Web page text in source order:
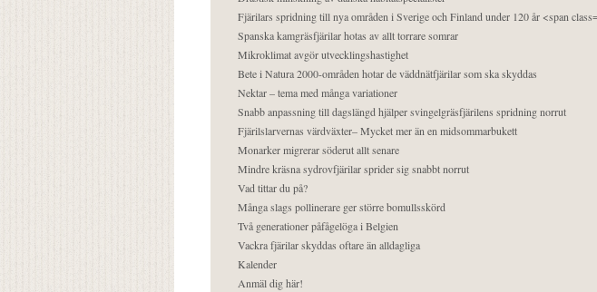
Fjärilars spridning till nya områden i Sverige och Finland under 120 år <span
Spanska kamgräsfjärilar hotas av allt torrare somrar
Mikroklimat avgör utvecklingshastighet
Bete i Natura 2000-områden hotar de väddnätfjärilar som ska skyddas
Nektar – tema med många variationer
Snabb anpassning till dagslängd hjälper svingelgräsfjärilens spridning norrut
Fjärilslarvernas värdväxter– Mycket mer än en midsommarbukett
Monarker migrerar söderut allt senare
Mindre kräsna sydrovfjärilar sprider sig snabbt norrut
Vad tittar du på?
Många slags pollinerare ger större bomullsskörd
Två generationer påfågelöga i Belgien
Vackra fjärilar skyddas oftare än alldagliga
Kalender
Anmäl dig här!